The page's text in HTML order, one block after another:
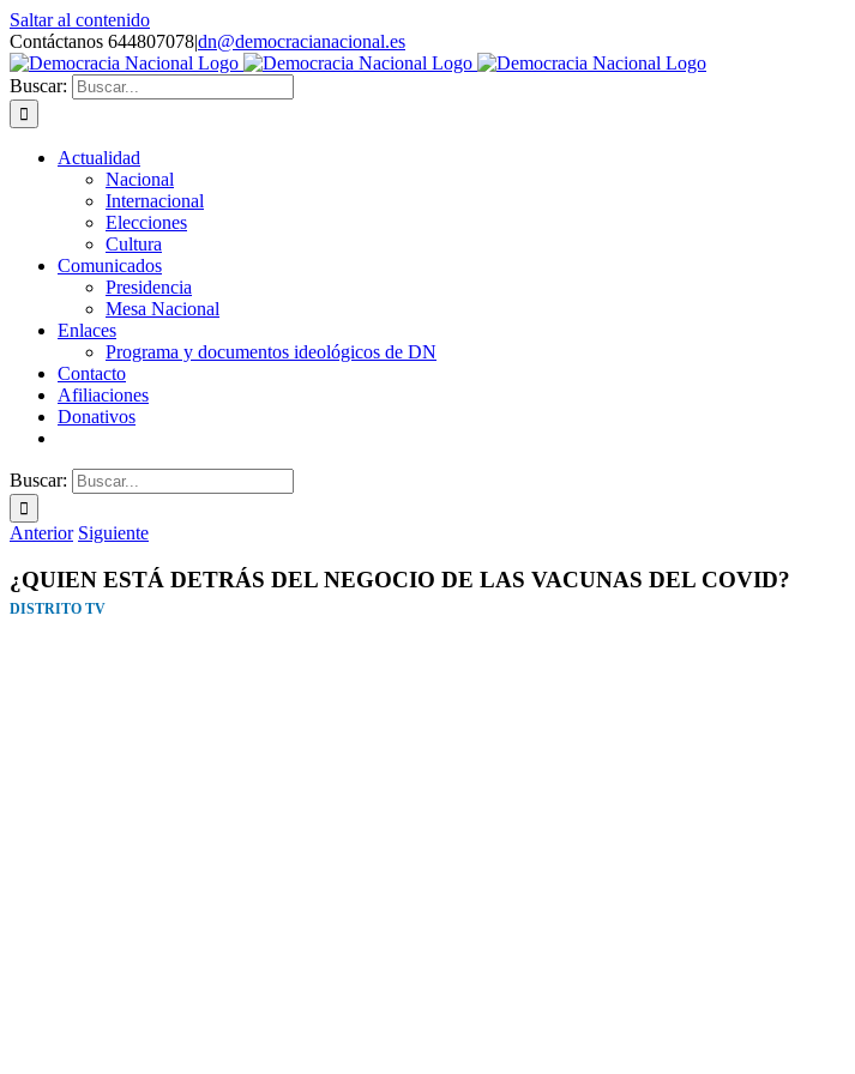
Saltar al contenido
Contáctanos 644807078|dn@democracianacional.es
Buscar:
Actualidad
Nacional
Internacional
Elecciones
Cultura
Comunicados
Presidencia
Mesa Nacional
Enlaces
Programa y documentos ideológicos de DN
Contacto
Afiliaciones
Donativos
Buscar:
Anterior Siguiente
¿QUIEN ESTÁ DETRÁS DEL NEGOCIO DE LAS VACUNAS DEL COVID?
DISTRITO TV